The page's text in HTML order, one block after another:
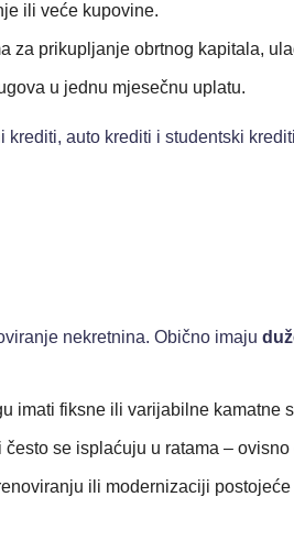
ili veće kupovine.
za prikupljanje obrtnog kapitala,
u jednu mjesečnu uplatu.
auto krediti i studentski
nekretnina. Obično imaju
imati fiksne ili varijabilne kamatne
se isplaćuju u ratama – ovisno
ili modernizaciji postojeće